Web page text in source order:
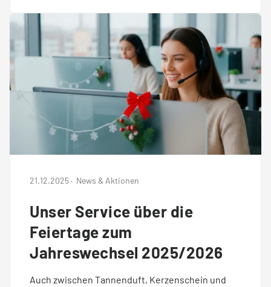
21.12.2025 · News & Aktionen
Unser Service über die
Feiertage zum
Jahreswechsel 2025/2026
Auch zwischen Tannenduft, Kerzenschein und